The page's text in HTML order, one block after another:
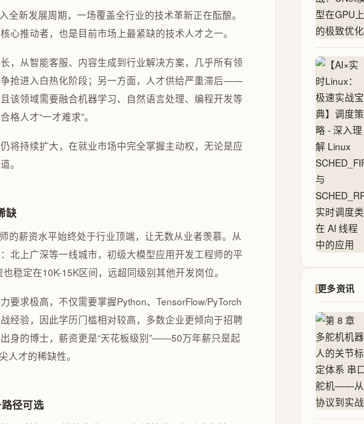
新发展周期，一场覆盖全行业的技术革新正在酝酿。
心推动者，也是目前市场上最紧缺的技术人才之一。
，从智能客服、内容生成到行业解决方案，几乎所有领
抢进入白热化阶段；另一方面，人才供给严重滞后——
该领域需要融合机器学习、自然语言处理、编程开发等
人才“一才难求”。
将持续扩大，在就业市场中完全掌握主动权，无论是应
。
缺
的薪资水平始终处于行业顶端，让无数从业者羡慕。从
北上广深等一线城市，初级大模型应用开发工程师的平
稳定在10K-15K区间，远超同级别其他开发岗位。
要求极高，不仅需要掌握Python、TensorFlow/PyTorch
经验，因此学历门槛相对较高，多数企业更倾向于招聘
身的博士，薪资更是“天花板级别”——50万年薪只是起
人才的稀缺性。
径可选
更多资讯